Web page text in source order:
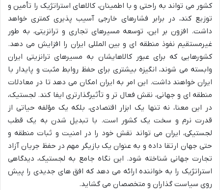
کشور می تواند به راحتی و با اطمینان، کالاهای استراتژیک را تأمین و
توزیع کند، در برابر فشارهای خارجی آسیب پذیری کمتری خواهد
داشت. افزون بر این، توسعه مسیرهای تجاری و ترانزیتی، به طور
غیرمستقیم نفوذ منطقه ای و بین المللی ایران را افزایش می دهد.
کشورهایی که برای عبور کالاهایشان به مسیرهای ترانزیتی ایران
وابسته می شوند، انگیزه بیشتری برای حفظ روابط مثبت و پایدار با
ایران خواهند داشت. این امر به ایران امکان می دهد تا در معادلات
منطقه ای و جهانی، نقش فعال تر و تأثیرگذارتری ایفا کند. لجستیک،
در این معنا، نه تنها یک ابزار اقتصادی، بلکه یک مؤلفه حیاتی از
قدرت نرم و سخت یک کشور است. با تبدیل شدن به یک قطب
لجستیکی، ایران می تواند نقش خود را در امنیت و ثبات منطقه و
حتی جهان ارتقا داده و به عنوان یک بازیگر مهم در حفظ جریان آزاد
تجارت جهانی شناخته شود. این نگاه جامع به لجستیک، دیدگاهی
استراتژیک را به خواننده ارائه می دهد که افق های جدیدی را پیش
روی سیاست گذاران و متخصصان می گشاید.